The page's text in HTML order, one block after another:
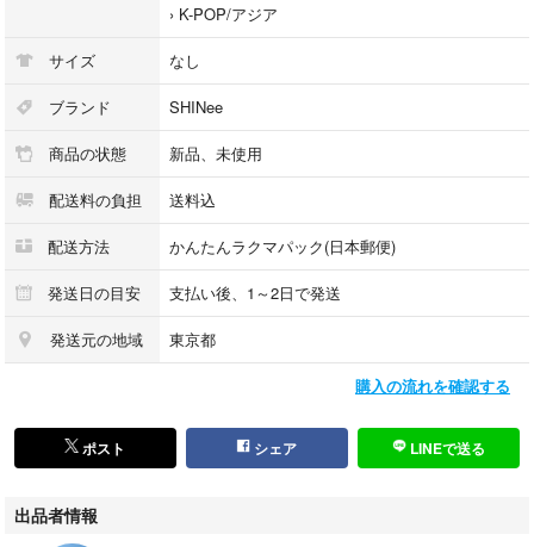
› K-POP/アジア
サイズ なし
ブランド SHINee
商品の状態 新品、未使用
配送料の負担 送料込
配送方法 かんたんラクマパック(日本郵便)
発送日の目安 支払い後、1～2日で発送
発送元の地域 東京都
購入の流れを確認する
ポスト シェア LINEで送る
出品者情報